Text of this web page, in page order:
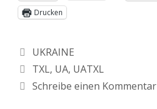
Drucken
UKRAINE
TXL, UA, UATXL
Schreibe einen Kommentar